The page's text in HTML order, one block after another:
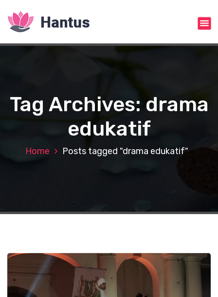
t
Tag Archives: drama
edukatif
Home Posts tagged "drama edukatif"